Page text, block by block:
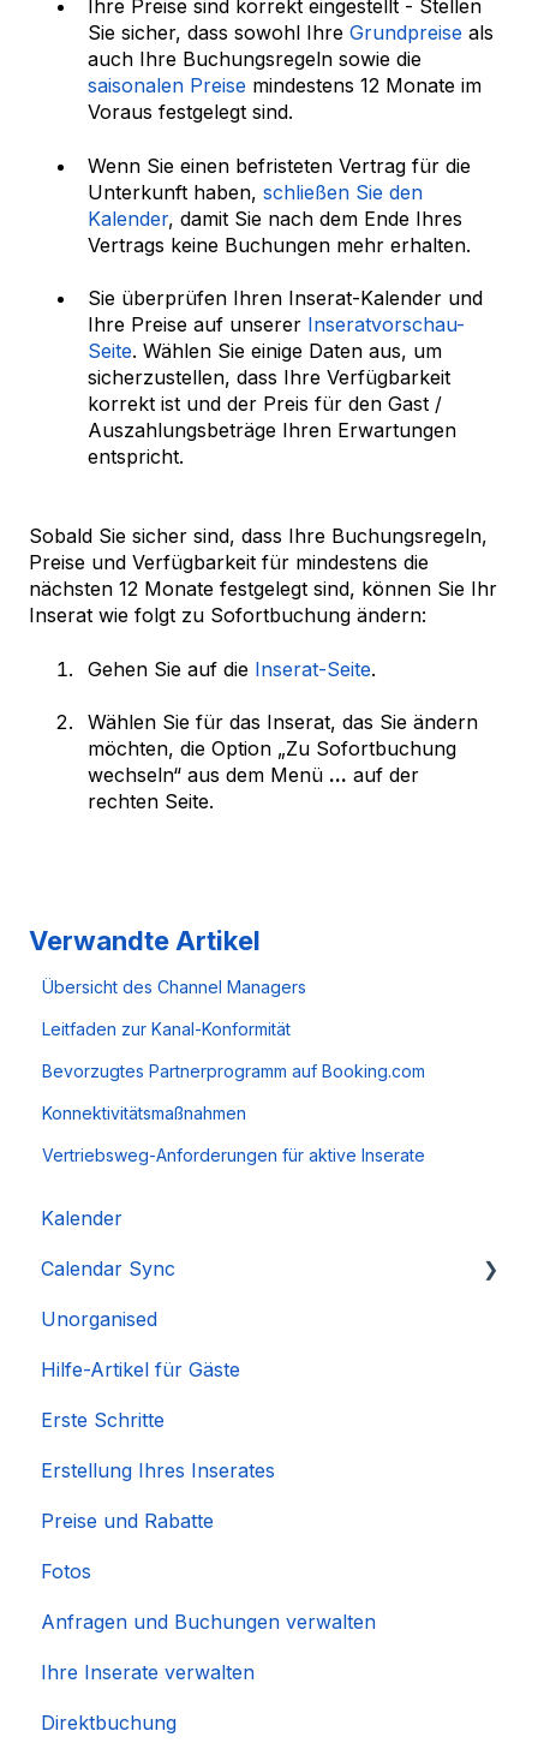
Ihre Preise sind korrekt eingestellt - Stellen
Sie sicher, dass sowohl Ihre Grundpreise als
auch Ihre Buchungsregeln sowie die
saisonalen Preise mindestens 12 Monate im
Voraus festgelegt sind.
Wenn Sie einen befristeten Vertrag für die
Unterkunft haben, schließen Sie den
Kalender, damit Sie nach dem Ende Ihres
Vertrags keine Buchungen mehr erhalten.
Sie überprüfen Ihren Inserat-Kalender und
Ihre Preise auf unserer Inseratvorschau-
Seite. Wählen Sie einige Daten aus, um
sicherzustellen, dass Ihre Verfügbarkeit
korrekt ist und der Preis für den Gast /
Auszahlungsbeträge Ihren Erwartungen
entspricht.
Sobald Sie sicher sind, dass Ihre Buchungsregeln,
Preise und Verfügbarkeit für mindestens die
nächsten 12 Monate festgelegt sind, können Sie Ihr
Inserat wie folgt zu Sofortbuchung ändern:
Gehen Sie auf die Inserat-Seite.
Wählen Sie für das Inserat, das Sie ändern
möchten, die Option „Zu Sofortbuchung
wechseln“ aus dem Menü ... auf der
rechten Seite.
Verwandte Artikel
Übersicht des Channel Managers
Leitfaden zur Kanal-Konformität
Bevorzugtes Partnerprogramm auf Booking.com
Konnektivitätsmaßnahmen
Vertriebsweg-Anforderungen für aktive Inserate
Kalender
Calendar Sync
Importieren beliebter Kalender
Unorganised
Hilfe-Artikel für Gäste
Erste Schritte
Erstellung Ihres Inserates
Preise und Rabatte
Fotos
Anfragen und Buchungen verwalten
Ihre Inserate verwalten
Direktbuchung